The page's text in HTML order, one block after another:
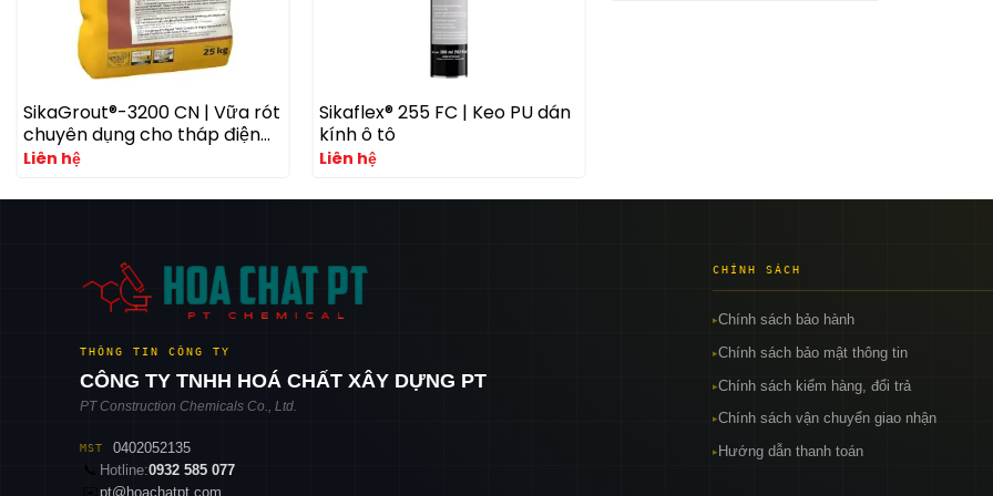
SikaGrout®-3200 CN | Vữa rót
chuyên dụng cho tháp điện
gió với khả năng kháng mỏi
Liên hệ
Sikaflex® 255 FC | Keo PU dán
kính ô tô
Liên hệ
THÔNG TIN CÔNG TY
CÔNG TY TNHH HOÁ CHẤT XÂY DỰNG PT
PT Construction Chemicals Co., Ltd.
MST
0402052135
📞 Hotline:0932 585 077
✉️
pt@hoachatpt.com
CHÍNH SÁCH
▸Chính sách bảo hành
▸Chính sách bảo mật thông tin
▸Chính sách kiểm hàng, đổi trả
▸Chính sách vận chuyển giao nhận
▸ Hướng dẫn thanh toán